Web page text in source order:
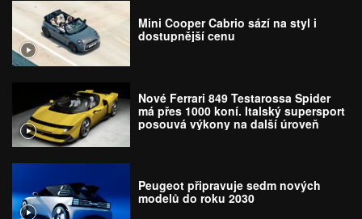
Mini Cooper Cabrio sází na styl i
dostupnější cenu
Nové Ferrari 849 Testarossa Spider
má přes 1000 koní. Italský supersport
posouvá výkony na další úroveň
Peugeot připravuje sedm nových
modelů do roku 2030